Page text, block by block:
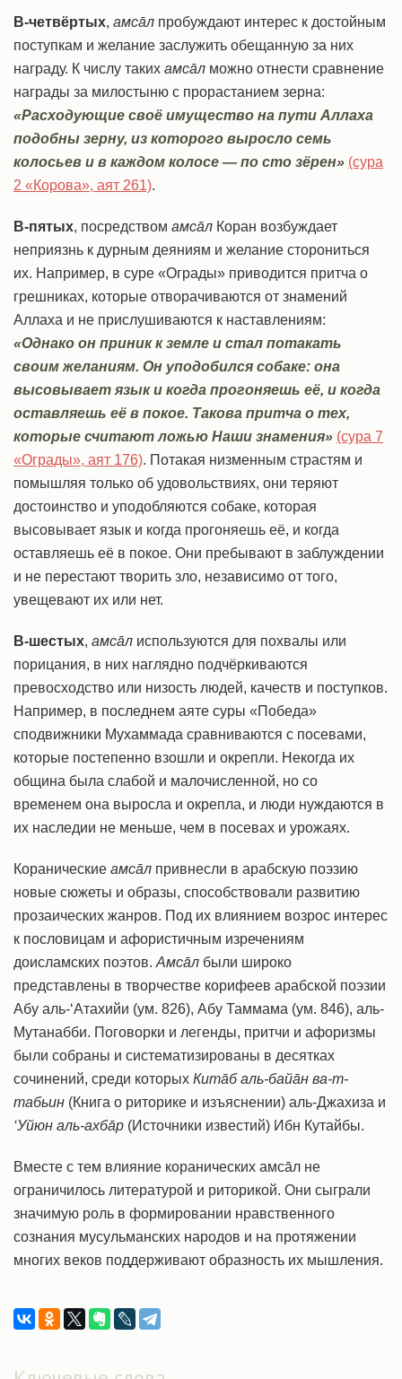
В-четвёртых, амсāл пробуждают интерес к достойным
поступкам и желание заслужить обещанную за них
награду. К числу таких амсāл можно отнести сравнение
награды за милостыню с прорастанием зерна:
«Расходующие своё имущество на пути Аллаха
подобны зерну, из которого выросло семь
колосьев и в каждом колосе — по сто зёрен» (сура
2 «Корова», аят 261).
В-пятых, посредством амсāл Коран возбуждает
неприязнь к дурным деяниям и желание сторониться
их. Например, в суре «Ограды» приводится притча о
грешниках, которые отворачиваются от знамений
Аллаха и не прислушиваются к наставлениям:
«Однако он приник к земле и стал потакать
своим желаниям. Он уподобился собаке: она
высовывает язык и когда прогоняешь её, и когда
оставляешь её в покое. Такова притча о тех,
которые считают ложью Наши знамения» (сура 7
«Ограды», аят 176). Потакая низменным страстям и
помышляя только об удовольствиях, они теряют
достоинство и уподобляются собаке, которая
высовывает язык и когда прогоняешь её, и когда
оставляешь её в покое. Они пребывают в заблуждении
и не перестают творить зло, независимо от того,
увещевают их или нет.
В-шестых, амсāл используются для похвалы или
порицания, в них наглядно подчёркиваются
превосходство или низость людей, качеств и поступков.
Например, в последнем аяте суры «Победа»
сподвижники Мухаммада сравниваются с посевами,
которые постепенно взошли и окрепли. Некогда их
община была слабой и малочисленной, но со
временем она выросла и окрепла, и люди нуждаются в
их наследии не меньше, чем в посевах и урожаях.
Коранические амсāл привнесли в арабскую поэзию
новые сюжеты и образы, способствовали развитию
прозаических жанров. Под их влиянием возрос интерес
к пословицам и афористичным изречениям
доисламских поэтов. Амсāл были широко
представлены в творчестве корифеев арабской поэзии
Абу аль-‘Атахийи (ум. 826), Абу Таммама (ум. 846), аль-
Мутанабби. Поговорки и легенды, притчи и афоризмы
были собраны и систематизированы в десятках
сочинений, среди которых Китāб аль-байāн ва-т-
табьин (Книга о риторике и изъяснении) аль-Джахиза и
‘Уйюн аль-ахбāр (Источники известий) Ибн Кутайбы.
Вместе с тем влияние коранических амсāл не
ограничилось литературой и риторикой. Они сыграли
значимую роль в формировании нравственного
сознания мусульманских народов и на протяжении
многих веков поддерживают образность их мышления.